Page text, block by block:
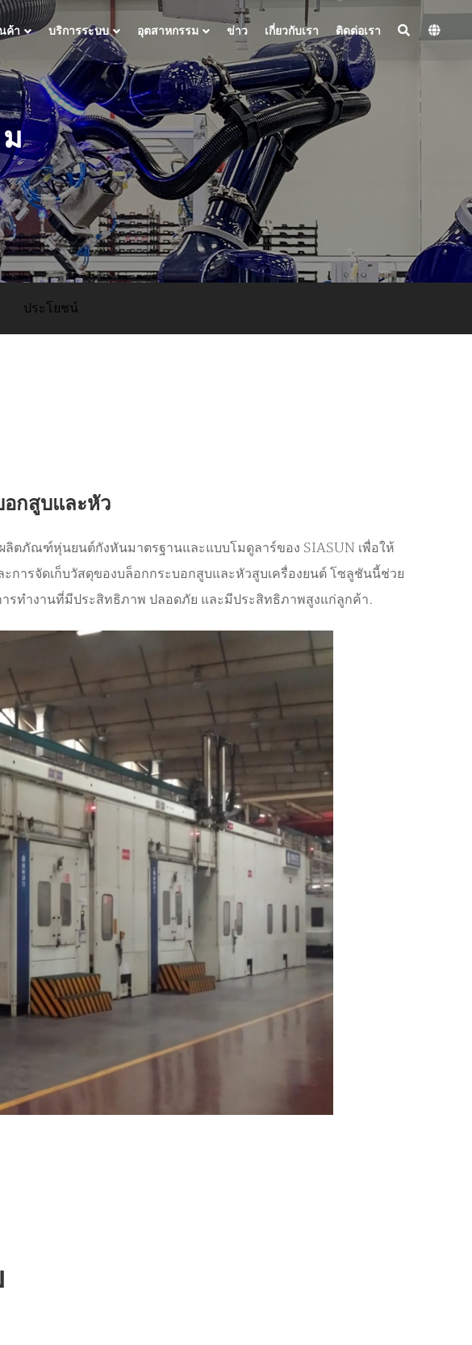
ค้า บริการระบบ อุตสาหกรรม ข่าว เกี่ยวกับเรา ติดต่อเรา
ประโยชน์
กสูบและหัว
ตภัณฑ์หุ่นยนต์กังหันมาตรฐานและแบบโมดูลาร์ของ SIASUN เพื่อให้
ารจัดเก็บวัสดุของบล็อกกระบอกสูบและหัวสูบเครื่องยนต์ โซลูชันนี้ช่วย
รทำงานที่มีประสิทธิภาพ ปลอดภัย และมีประสิทธิภาพสูงแก่ลูกค้า.